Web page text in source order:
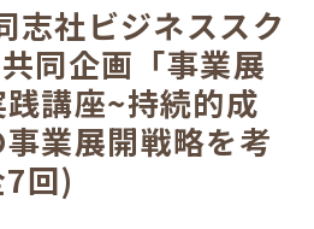
志社ビジネススク
同企画「事業展
講座~持続的成
業展開戦略を考
回)